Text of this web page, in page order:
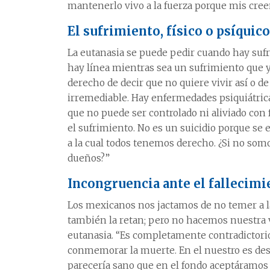
mantenerlo vivo a la fuerza porque mis
El sufrimiento, físico o psíquico
La eutanasia se puede pedir cuando hay
hay línea mientras sea un sufrimiento que
derecho de decir que no quiere vivir así o
irremediable. Hay enfermedades
que no puede ser controlado ni aliviado
el sufrimiento. No es un suicidio porque se
a la cual todos tenemos derecho. ¿Si no
dueños?”
Incongruencia ante el
Los mexicanos nos jactamos de no temer
también la retan; pero no hacemos
eutanasia. “Es completamente
conmemorar la muerte. En el nuestro es
parecería sano que en el fondo